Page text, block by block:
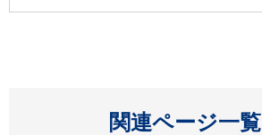
関連ページ一覧
開く